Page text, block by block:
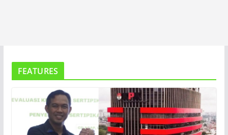
FEATURES